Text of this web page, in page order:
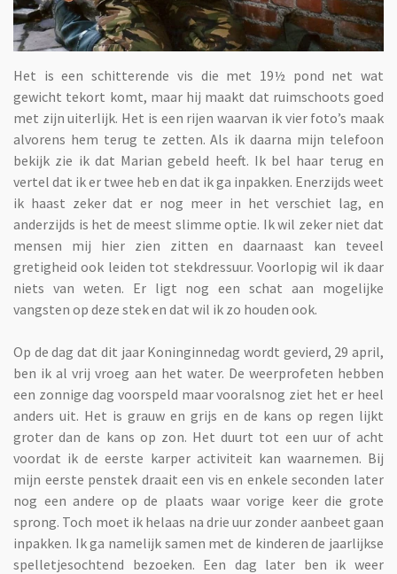
Het is een schitterende vis die met 19½ pond net wat
gewicht tekort komt, maar hij maakt dat ruimschoots goed
met zijn uiterlijk. Het is een rijen waarvan ik vier foto’s maak
alvorens hem terug te zetten. Als ik daarna mijn telefoon
bekijk zie ik dat Marian gebeld heeft. Ik bel haar terug en
vertel dat ik er twee heb en dat ik ga inpakken. Enerzijds weet
ik haast zeker dat er nog meer in het verschiet lag, en
anderzijds is het de meest slimme optie. Ik wil zeker niet dat
mensen mij hier zien zitten en daarnaast kan teveel
gretigheid ook leiden tot stekdressuur. Voorlopig wil ik daar
niets van weten. Er ligt nog een schat aan mogelijke
vangsten op deze stek en dat wil ik zo houden ook.
Op de dag dat dit jaar Koninginnedag wordt gevierd, 29 april,
ben ik al vrij vroeg aan het water. De weerprofeten hebben
een zonnige dag voorspeld maar vooralsnog ziet het er heel
anders uit. Het is grauw en grijs en de kans op regen lijkt
groter dan de kans op zon. Het duurt tot een uur of acht
voordat ik de eerste karper activiteit kan waarnemen. Bij
mijn eerste penstek draait een vis en enkele seconden later
nog een andere op de plaats waar vorige keer die grote
sprong. Toch moet ik helaas na drie uur zonder aanbeet gaan
inpakken. Ik ga namelijk samen met de kinderen de jaarlijkse
spelletjesochtend bezoeken. Een dag later ben ik weer